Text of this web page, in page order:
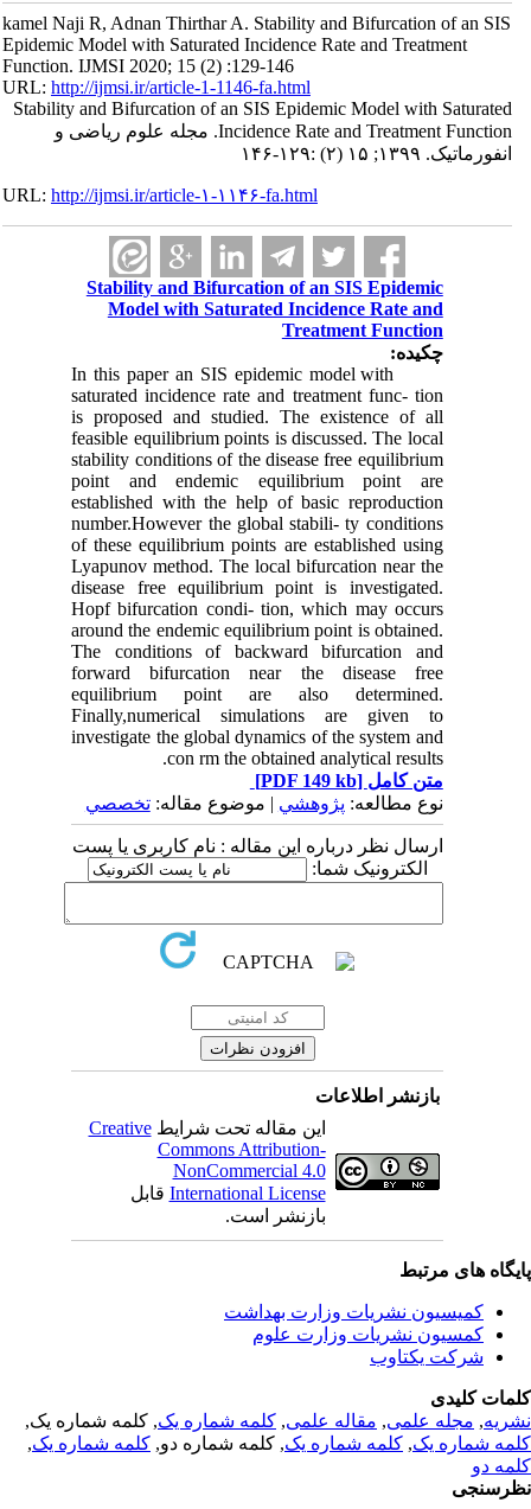
kamel Naji R, Adnan Thirthar A. Stability and Bifurcation of an SIS
Epidemic Model with Saturated Incidence Rate and Treatment
Function. IJMSI 2020; 15 (2) :129-146
URL:http://ijmsi.ir/article-1-1146-fa.html
Stability and Bifurcation of an SIS Epidemic Model with Saturated
Incidence Rate and Treatment Function. مجله علوم ریاضی و
انفورماتیک. ۱۳۹۹; ۱۵ (۲) :۱۲۹-۱۴۶
URL:http://ijmsi.ir/article-۱-۱۱۴۶-fa.html
Stability and Bifurcation of an SIS Epidemic
Model with Saturated Incidence Rate and
Treatment Function
چکیده:
In this paper an SIS epidemic model with
saturated incidence rate and treatment func- tion
is proposed and studied. The existence of all
feasible equilibrium points is discussed. The local
stability conditions of the disease free equilibrium
point and endemic equilibrium point are
established with the help of basic reproduction
number.However the global stabili- ty conditions
of these equilibrium points are established using
Lyapunov method. The local bifurcation near the
disease free equilibrium point is investigated.
Hopf bifurcation condi- tion, which may occurs
around the endemic equilibrium point is obtained.
The conditions of backward bifurcation and
forward bifurcation near the disease free
equilibrium point are also determined.
Finally,numerical simulations are given to
investigate the global dynamics of the system and
con rm the obtained analytical results.
متن کامل[PDF 149 kb]
نوع مطالعه:پژوهشي| موضوع مقاله:تخصصي
ارسال نظر درباره این مقاله : نام کاربری یا پست
الکترونیک شما:
بازنشر اطلاعات
این مقاله تحت شرایطCreative
Commons Attribution-
NonCommercial 4.0
International Licenseقابل
بازنشر است.
های مرتبط
کمیسیون نشریات وزارت بهداشت
کمسیون نشریات وزارت علوم
شرکت یکتاوب
کلیدی
,مجله علمی, مقاله علمی, کلمه شماره یک, کلمه شماره یک,
شماره یک,کلمه شماره یک, کلمه شماره دو,کلمه شماره یک,
دو